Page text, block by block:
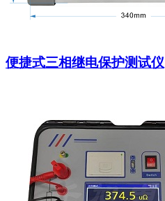
便捷式三相继电保护测试仪